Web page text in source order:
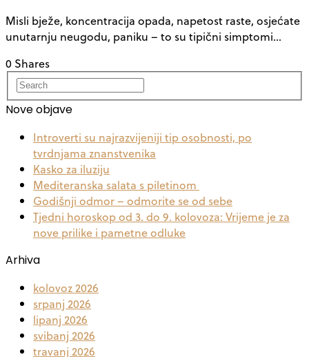
Misli bježe, koncentracija opada, napetost raste, osjećate
unutarnju neugodu, paniku – to su tipični simptomi…
0 Shares
Nove objave
Introverti su najrazvijeniji tip osobnosti, po
tvrdnjama znanstvenika
Kasko za iluziju
Mediteranska salata s piletinom
Godišnji odmor – odmorite se od sebe
Tjedni horoskop od 3. do 9. kolovoza: Vrijeme je za
nove prilike i pametne odluke
Arhiva
kolovoz 2026
srpanj 2026
lipanj 2026
svibanj 2026
travanj 2026